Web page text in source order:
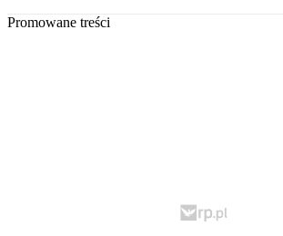
Promowane treści